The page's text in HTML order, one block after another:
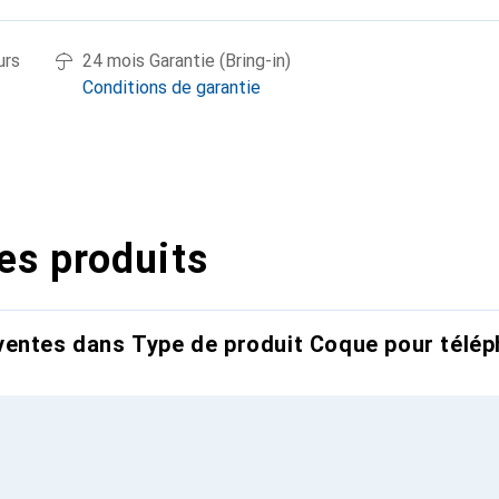
24 mois Garantie (Bring-in)
Conditions de garantie
produits
dans Type de produit Coque pour